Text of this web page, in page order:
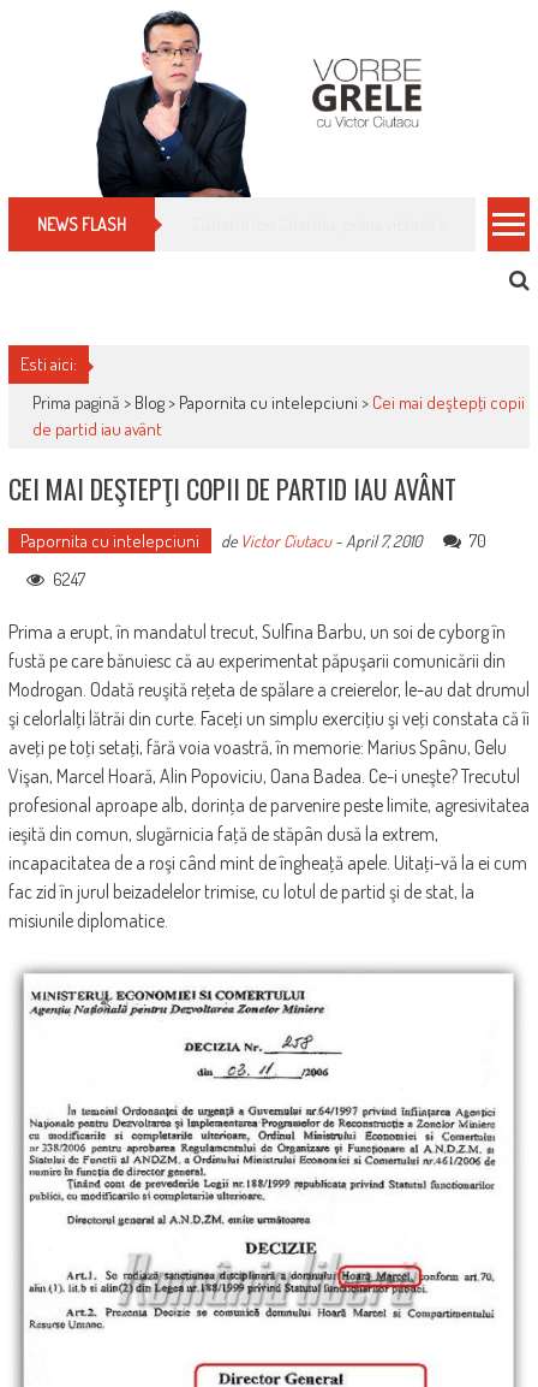
NEWS FLASH Cum îți schimbi, rapid, gratuit și eficient,
Esti aici:
Prima pagină > Blog> Papornita cu intelepciuni > Cei mai deştepţi copii
de partid iau avânt
CEI MAI DEŞTEPŢI COPII DE PARTID IAU AVÂNT
Papornita cu intelepciuni de Victor Ciutacu-April 7, 2010
70
6247
Prima a erupt, în mandatul trecut, Sulfina Barbu, un soi de cyborg în
fustă pe care bănuiesc că au experimentat păpuşarii comunicării din
Modrogan. Odată reuşită reţeta de spălare a creierelor, le-au dat drumul
şi celorlalţi lătrăi din curte. Faceţi un simplu exerciţiu şi veţi constata că îi
aveţi pe toţi setaţi, fără voia voastră, în memorie: Marius Spânu, Gelu
Vişan, Marcel Hoară, Alin Popoviciu, Oana Badea. Ce-i uneşte? Trecutul
profesional aproape alb, dorinţa de parvenire peste limite, agresivitatea
ieşită din comun, slugărnicia faţă de stăpân dusă la extrem,
incapacitatea de a roşi când mint de îngheaţă apele. Uitaţi-vă la ei cum
fac zid în jurul beizadelelor trimise, cu lotul de partid şi de stat, la
misiunile diplomatice.